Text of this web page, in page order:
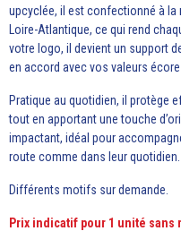
upcyclée, il est confectionné à la
Loire-Atlantique, ce qui rend
votre logo, il devient un support
en accord avec vos valeurs
Pratique au quotidien, il protège
tout en apportant une touche
impactant, idéal pour
route comme dans leur quotidien.
Différents motifs sur demande.
Prix indicatif pour 1 unité sans